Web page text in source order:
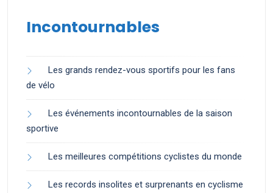
Incontournables
Les grands rendez-vous sportifs pour les fans
de vélo
Les événements incontournables de la saison
sportive
Les meilleures compétitions cyclistes du monde
Les records insolites et surprenants en cyclisme